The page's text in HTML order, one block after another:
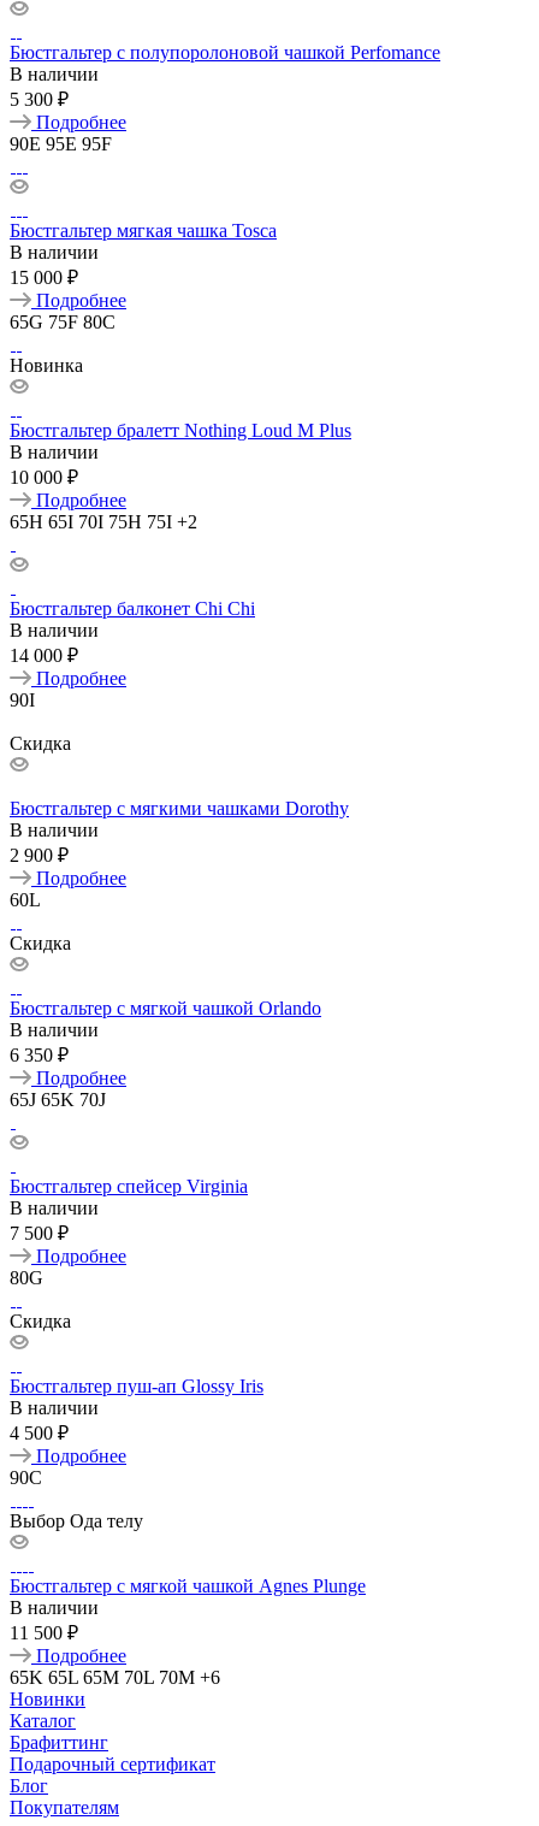
Бюстгальтер с полупоролоновой чашкой Perfomance
В наличии
5 300 ₽
Подробнее
90E 95E 95F
Бюстгальтер мягкая чашка Tosca
В наличии
15 000 ₽
Подробнее
65G 75F 80C
Новинка
Бюстгальтер бралетт Nothing Loud M Plus
В наличии
10 000 ₽
Подробнее
65H 65I 70I 75H 75I +2
Бюстгальтер балконет Chi Chi
В наличии
14 000 ₽
Подробнее
90I
Скидка
Бюстгальтер с мягкими чашками Dorothy
В наличии
2 900 ₽
Подробнее
60L
Скидка
Бюстгальтер с мягкой чашкой Orlando
В наличии
6 350 ₽
Подробнее
65J 65K 70J
Бюстгальтер спейсер Virginia
В наличии
7 500 ₽
Подробнее
80G
Скидка
Бюстгальтер пуш-ап Glossy Iris
В наличии
4 500 ₽
Подробнее
90C
Выбор Ода телу
Бюстгальтер с мягкой чашкой Agnes Plunge
В наличии
11 500 ₽
Подробнее
65K 65L 65M 70L 70M +6
Новинки
Каталог
Брафиттинг
Подарочный сертификат
Блог
Покупателям